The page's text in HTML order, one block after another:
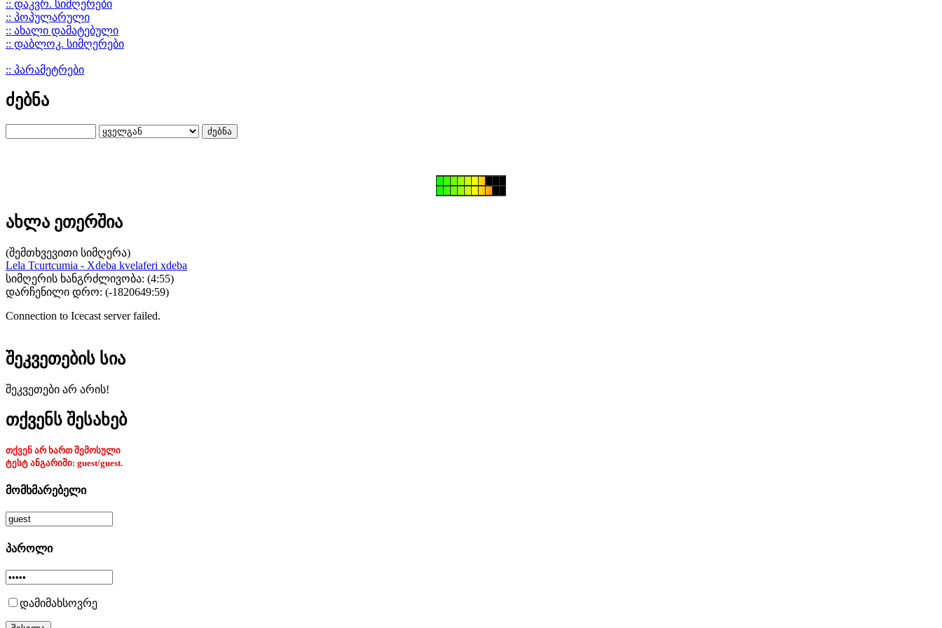
:: დაკვრ. სიმღერები
:: პოპულარული
:: ახალი დამატებული
:: დაბლოკ. სიმღერები
:: პარამეტრები
ძებნა
ახლა ეთერშია
(შემთხვევითი სიმღერა)
Lela Tcurtcumia - Xdeba kvelaferi xdeba
სიმღერის ხანგრძლივობა: (4:55)
დარჩენილი დრო: (-1820649:59)
Connection to Icecast server failed.
შეკვეთების სია
შეკვეთები არ არის!
თქვენს შესახებ
თქვენ არ ხართ შემოსული
ტესტ ანგარიში: guest/guest.
მომხმარებელი
პაროლი
დამიმახსოვრე